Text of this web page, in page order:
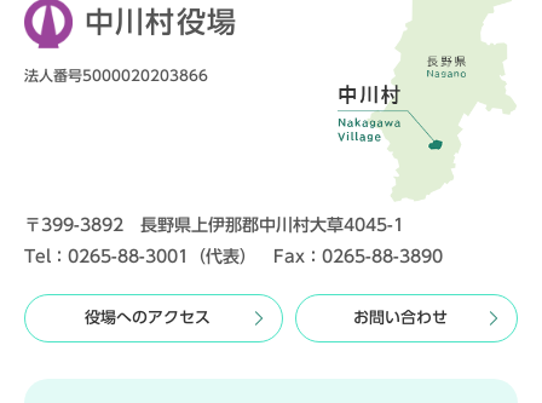
中川村役場
法人番号5000020203866
〒399-3892 長野県上伊那郡中川村大草4045-1
Tel：0265-88-3001（代表） Fax：0265-88-3890
役場へのアクセス お問い合わせ